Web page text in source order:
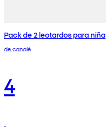
Pack de 2 leotardos para niña
de canalé
4